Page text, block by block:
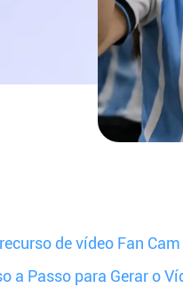
de vídeo Fan
a Passo para Gerar o